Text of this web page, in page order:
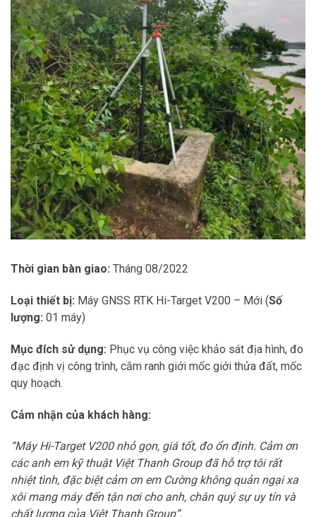
Thời gian bàn giao: Tháng 08/2022
Loại thiết bị: Máy GNSS RTK Hi-Target V200 – Mới (Số
lượng: 01 máy)
Mục đích sử dụng: Phục vụ công việc khảo sát địa hình, đo
đạc định vị công trình, cắm ranh giới mốc giới thửa đất, mốc
quy hoạch.
Cảm nhận của khách hàng:
“Máy Hi-Target V200 nhỏ gọn, giá tốt, đo ổn định. Cảm ơn
các anh em kỹ thuật Việt Thanh Group đã hỗ trợ tôi rất
nhiệt tình, đặc biệt cảm ơn em Cường không quản ngại xa
xôi mang máy đến tận nơi cho anh, chân quý sự uy tín và
chất lượng của Việt Thanh Group”.